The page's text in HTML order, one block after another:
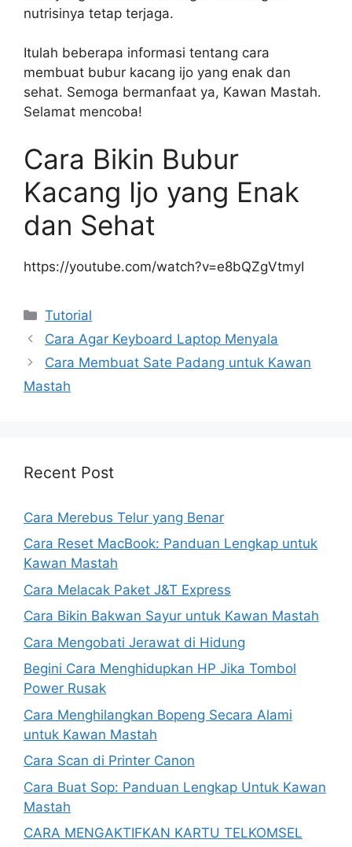
nutrisinya tetap terjaga.
Itulah beberapa informasi tentang cara
membuat bubur kacang ijo yang enak dan
sehat. Semoga bermanfaat ya, Kawan Mastah.
Selamat mencoba!
Cara Bikin Bubur
Kacang Ijo yang Enak
dan Sehat
https://youtube.com/watch?v=e8bQZgVtmyI
Kategori
Tutorial
Cara Agar Keyboard Laptop Menyala
Cara Membuat Sate Padang untuk Kawan
Mastah
Recent Post
Cara Merebus Telur yang Benar
Cara Reset MacBook: Panduan Lengkap untuk
Kawan Mastah
Cara Melacak Paket J&T Express
Cara Bikin Bakwan Sayur untuk Kawan Mastah
Cara Mengobati Jerawat di Hidung
Begini Cara Menghidupkan HP Jika Tombol
Power Rusak
Cara Menghilangkan Bopeng Secara Alami
untuk Kawan Mastah
Cara Scan di Printer Canon
Cara Buat Sop: Panduan Lengkap Untuk Kawan
Mastah
CARA MENGAKTIFKAN KARTU TELKOMSEL